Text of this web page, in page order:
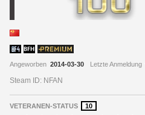
Angeworben 2014-03-30 Letzte Anmeldung
Steam ID: NFAN
VETERANEN-STATUS 10